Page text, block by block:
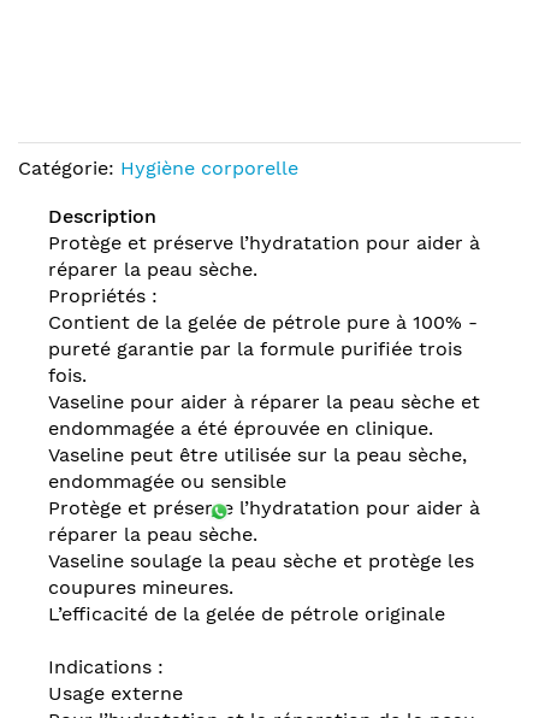
Catégorie: Hygiène corporelle
Description
Protège et préserve l’hydratation pour aider à
réparer la peau sèche.
Propriétés :
Contient de la gelée de pétrole pure à 100% -
pureté garantie par la formule purifiée trois
fois.
Vaseline pour aider à réparer la peau sèche et
endommagée a été éprouvée en clinique.
Vaseline peut être utilisée sur la peau sèche,
endommagée ou sensible
Protège et préserve l’hydratation pour aider à
réparer la peau sèche.
Vaseline soulage la peau sèche et protège les
coupures mineures.
L’efficacité de la gelée de pétrole originale
Indications :
Usage externe